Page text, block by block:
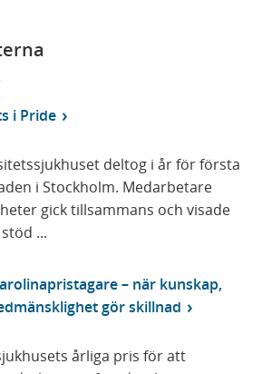
i Pride
deltog i år för första
i Stockholm. Medarbetare
gick tillsammans och visade
...
– när kunskap,
gör skillnad
årliga pris för att